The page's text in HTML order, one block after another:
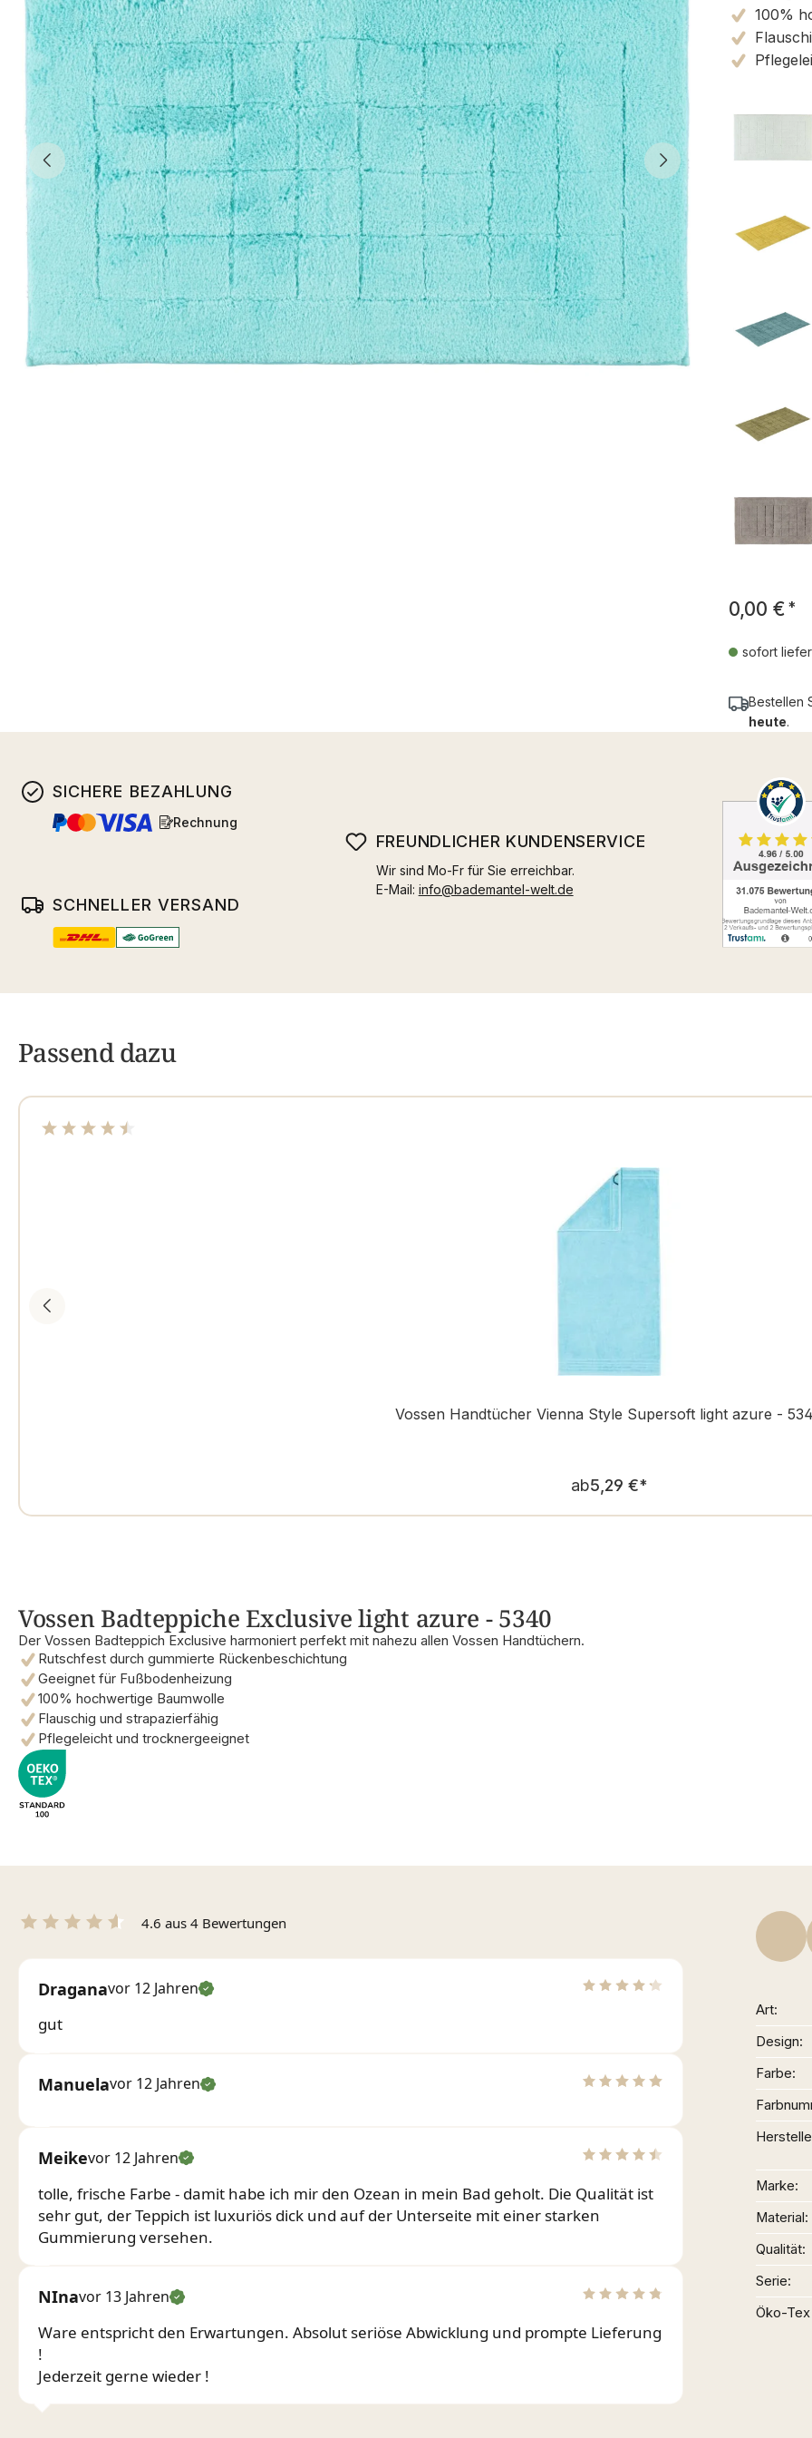
100%
0,00 € *
sofort
Bestellen
heute.
SICHERE BEZAHLUNG
Rechnung
SCHNELLER VERSAND
FREUNDLICHER KUNDENSERVICE
Wir sind Mo-Fr für Sie erreichbar.
E-Mail: info@bademantel-welt.de
Passend dazu
Vossen Handtücher Vienna Style Supersoft light azure -
Regulärer Preis:
ab5,29 €*
Vossen Badteppiche Exclusive light azure - 5340
Der Vossen Badteppich Exclusive harmoniert perfekt mit nahezu allen Vossen Handtüchern.
Rutschfest durch gummierte Rückenbeschichtung
Geeignet für Fußbodenheizung
100% hochwertige Baumwolle
Flauschig und strapazierfähig
Pflegeleicht und trocknergeeignet
4.6 aus 4 Bewertungen
Draganavor 12 Jahren
gut
Manuelavor 12 Jahren
Meikevor 12 Jahren
tolle, frische Farbe - damit habe ich mir den Ozean in mein Bad geholt. Die Qualität ist
sehr gut, der Teppich ist luxuriös dick und auf der Unterseite mit einer starken
Gummierung versehen.
NInavor 13 Jahren
Ware entspricht den Erwartungen. Absolut seriöse Abwicklung und prompte Lieferung
!
Jederzeit gerne wieder !
Art
Design
Farbe
Marke
Material
Qualität
Serie
Öko-Tex